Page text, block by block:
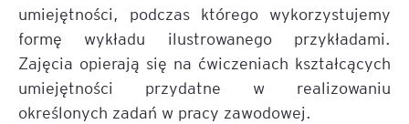
umiejętności, podczas którego wykorzystujemy
formę wykładu ilustrowanego przykładami.
Zajęcia opierają się na ćwiczeniach kształcących
umiejętności przydatne w realizowaniu
określonych zadań w pracy zawodowej.